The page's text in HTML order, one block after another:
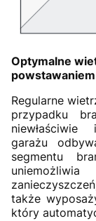
Optymalne
Regularne
przypadku
niewłaściwie
garażu
segmentu
także
który